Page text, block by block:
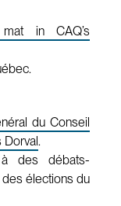
in CAQ’s
du Conseil
Dorval.
des débats-
élections du